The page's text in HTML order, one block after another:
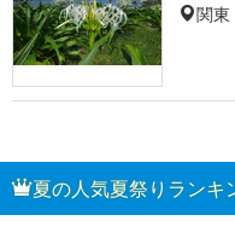
関
夏の人気夏祭りランキ